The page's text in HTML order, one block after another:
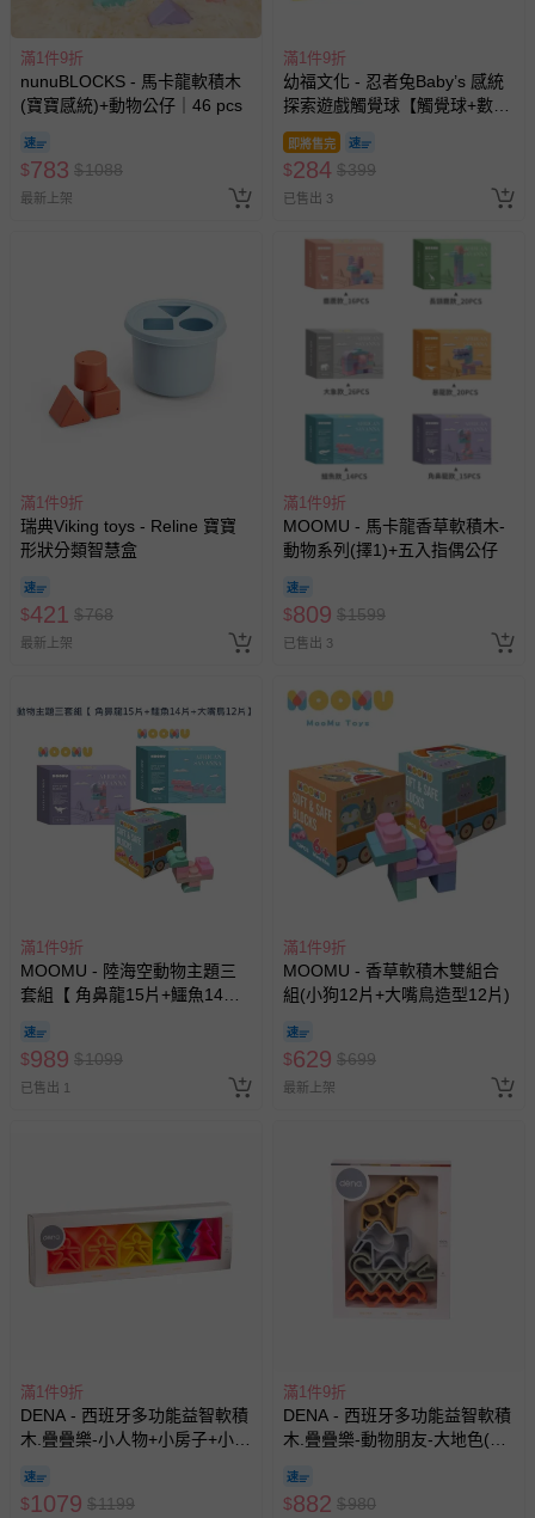
滿1件9折
nunuBLOCKS - 馬卡龍軟積木
(寶寶感統)+動物公仔｜46 pcs
$783 $1088
最新上架
滿1件9折
幼福文化 - 忍者兔Baby’s 感統
探索遊戲觸覺球【觸覺球+數字
軟積木】
即將售完
$284 $399
已售出 3
滿1件9折
瑞典Viking toys - Reline 寶寶
形狀分類智慧盒
$421 $768
最新上架
滿1件9折
MOOMU - 馬卡龍香草軟積木-
動物系列(擇1)+五入指偶公仔
$809 $1599
已售出 3
滿1件9折
MOOMU - 陸海空動物主題三
套組【 角鼻龍15片+鱷魚14片
$989 $1099
已售出 1
滿1件9折
MOOMU - 香草軟積木雙組合
組(小狗12片+大嘴鳥造型12片)
$629 $699
最新上架
滿1件9折
DENA - 西班牙多功能益智軟積
木.疊疊樂-小人物+小房子+小樹
$1079 $1199
滿1件9折
DENA - 西班牙多功能益智軟積
木.疊疊樂-動物朋友-大地色(有
$882 $980